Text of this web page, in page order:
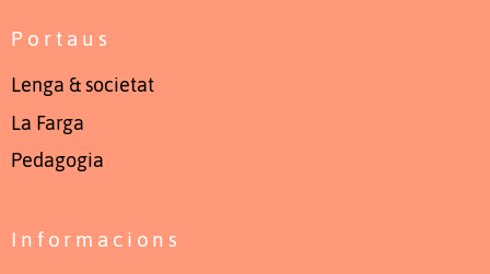
Portaus
Lenga & societat
La Farga
Pedagogia
Informacions